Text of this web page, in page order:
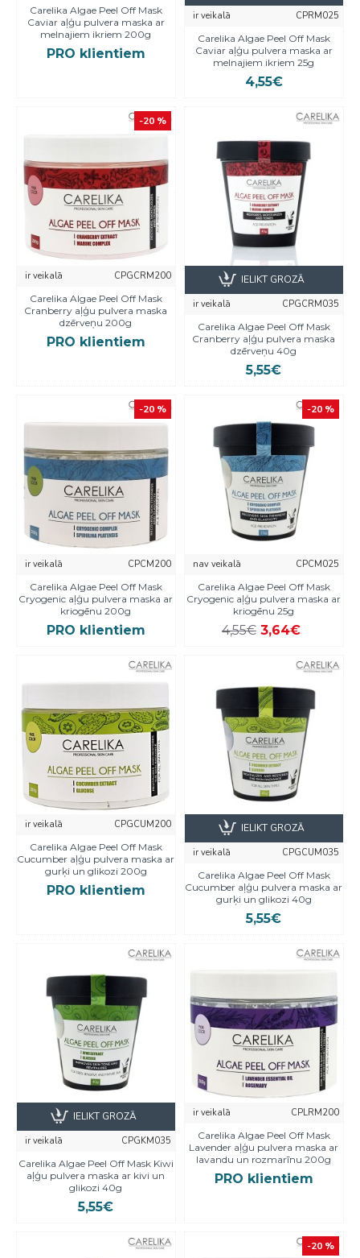
Carelika Algae Peel Off Mask
Caviar aļģu pulvera maska ar
melnajiem ikriem 200g
PRO klientiem
ir veikalā
CPRM025
Carelika Algae Peel Off Mask
Caviar aļģu pulvera maska ar
melnajiem ikriem 25g
4,55€
-20 %
ir veikalā
CPGCRM200
Carelika Algae Peel Off Mask
Cranberry aļģu pulvera maska
dzērveņu 200g
PRO klientiem
ir veikalā
CPGCRM035
Carelika Algae Peel Off Mask
Cranberry aļģu pulvera maska
dzērveņu 40g
5,55€
IELIKT GROZĀ
-20 %
ir veikalā
CPCM200
Carelika Algae Peel Off Mask
Cryogenic aļģu pulvera maska ar
kriogēnu 200g
PRO klientiem
-20 %
nav veikalā
CPCM025
Carelika Algae Peel Off Mask
Cryogenic aļģu pulvera maska ar
kriogēnu 25g
4,55€ 3,64€
ir veikalā
CPGCUM200
Carelika Algae Peel Off Mask
Cucumber aļģu pulvera maska ar
gurķi un glikozi 200g
PRO klientiem
ir veikalā
CPGCUM035
Carelika Algae Peel Off Mask
Cucumber aļģu pulvera maska ar
gurķi un glikozi 40g
5,55€
IELIKT GROZĀ
ir veikalā
CPGKM035
Carelika Algae Peel Off Mask Kiwi
aļģu pulvera maska ar kivi un
glikozi 40g
5,55€
IELIKT GROZĀ ir veikalā
CPLRM200
Carelika Algae Peel Off Mask
Lavender aļģu pulvera maska ar
lavandu un rozmarīnu 200g
PRO klientiem
-20 %